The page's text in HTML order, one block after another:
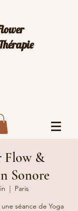
Flow &
Sonore
  |
Paris
séance de Yoga